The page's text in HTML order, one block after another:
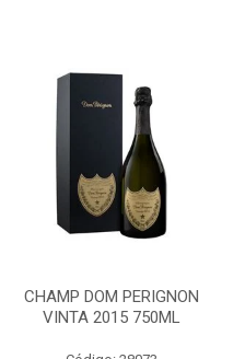
CHAMP DOM PERIGNON
VINTA 2015 750ML